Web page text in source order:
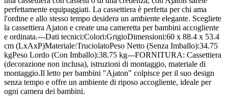
perfettamente equipaggiati. La cassettiera è perfetta per chi ama
l'ordine e allo stesso tempo desidera un ambiente elegante. Scegliete
la cassettiera Ajaton e create una cameretta per bambini accogliente
e ordinata.---Dati tecnici:Colori:GrigioDimensioni:60 x 88.4 x 53.4
cm (LxAxP)Materiale:TruciolatoPeso Netto (Senza Imballo):34.75
kgPeso Lordo (Con Imballo):38.75 kg---FORNITURA: Cassettiera
(decorazione non inclusa), istruzioni di montaggio, materiale di
montaggio.Il letto per bambini "Ajaton" colpisce per il suo design
senza tempo e offre un ambiente di riposo accogliente, ideale per
ogni camera dei bambini.